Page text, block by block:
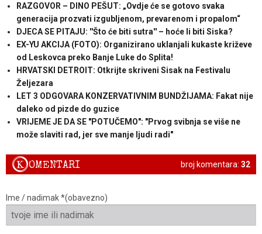
RAZGOVOR – DINO PEŠUT: „Ovdje će se gotovo svaka
generacija prozvati izgubljenom, prevarenom i propalom“
DJECA SE PITAJU: ''Što će biti sutra'' – hoće li biti Siska?
EX-YU AKCIJA (FOTO): Organizirano uklanjali kukaste križeve
od Leskovca preko Banje Luke do Splita!
HRVATSKI DETROIT: Otkrijte skriveni Sisak na Festivalu
Željezara
LET 3 ODGOVARA KONZERVATIVNIM BUNDŽIJAMA: Fakat nije
daleko od pizde do guzice
VRIJEME JE DA SE "POTUČEMO": "Prvog svibnja se više ne
može slaviti rad, jer sve manje ljudi radi"
broj komentara: 32
KOMENTARI
Ime / nadimak *(obavezno)